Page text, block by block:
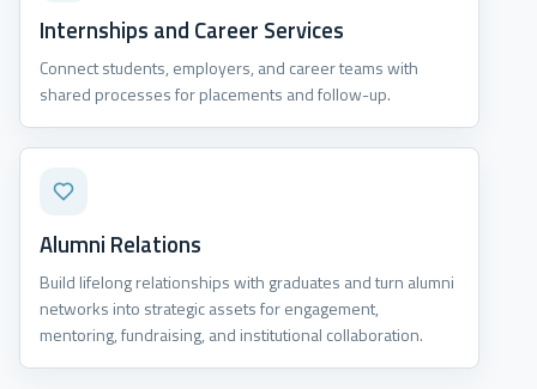
Internships and Career Services
Connect students, employers, and career teams with
shared processes for placements and follow-up.
Alumni Relations
Build lifelong relationships with graduates and turn alumni
networks into strategic assets for engagement,
mentoring, fundraising, and institutional collaboration.